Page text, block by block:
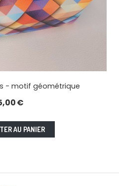
- motif géométrique
€
AU PANIER